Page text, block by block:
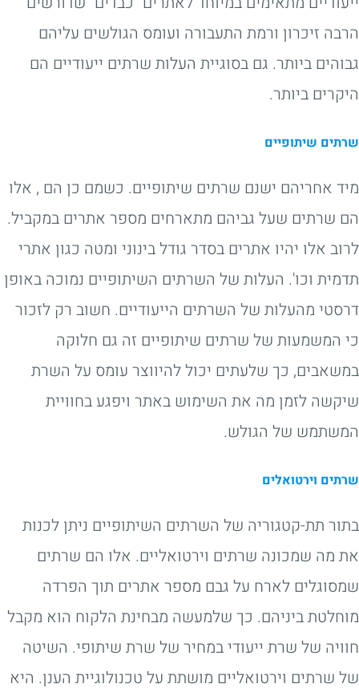
הרבה זיכרון ורמת התעבורה ועומס הגולשים עליהם
גבוהים ביותר. גם בסוגיית העלות שרתים ייעודיים הם
היקרים ביותר.
שרתים שיתופיים
מיד אחריהם ישנם שרתים שיתופיים. כשמם כן הם , אלו
הם שרתים שעל גביהם מתארחים מספר אתרים במקביל.
לרוב אלו יהיו אתרים בסדר גודל בינוני ומטה כגון אתרי
תדמית וכו'. העלות של השרתים השיתופיים נמוכה באופן
דרסטי מהעלות של השרתים הייעודיים. חשוב רק לזכור
כי המשמעות של שרתים שיתופיים זה גם חלוקה
במשאבים, כך שלעתים יכול להיווצר עומס על השרת
שיקשה לזמן מה את השימוש באתר ויפגע בחוויית
המשתמש של הגולש.
שרתים וירטואלים
בתור תת-קטגוריה של השרתים השיתופיים ניתן לכנות
את מה שמכונה שרתים וירטואליים. אלו הם שרתים
שמסוגלים לארח על גבם מספר אתרים תוך הפרדה
מוחלטת ביניהם. כך שלמעשה מבחינת הלקוח הוא מקבל
חוויה של שרת ייעודי במחיר של שרת שיתופי. השיטה
של שרתים וירטואליים מושתת על טכנולוגיית הענן. היא